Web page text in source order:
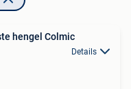
hengel Colmic
Details